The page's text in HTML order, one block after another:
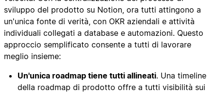
sviluppo del prodotto su Notion, ora tutti attingono a
un'unica fonte di verità, con OKR aziendali e attività
individuali collegati a database e automazioni. Questo
approccio semplificato consente a tutti di lavorare
meglio insieme:
Un'unica roadmap tiene tutti allineati. Una timeline
della roadmap di prodotto offre a tutti visibilità sui